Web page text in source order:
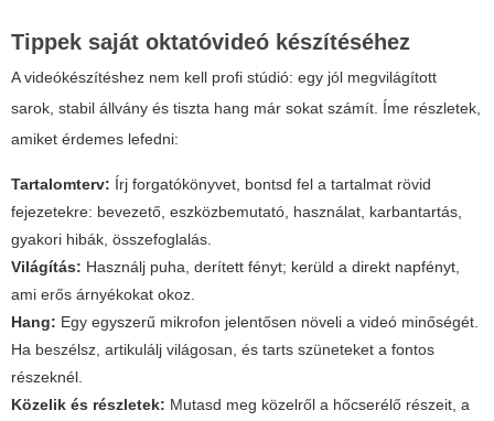
Tippek saját oktatóvideó készítéséhez
A videókészítéshez nem kell profi stúdió: egy jól megvilágított
sarok, stabil állvány és tiszta hang már sokat számít. Íme részletek,
amiket érdemes lefedni:
Tartalomterv: Írj forgatókönyvet, bontsd fel a tartalmat rövid
fejezetekre: bevezető, eszközbemutató, használat, karbantartás,
gyakori hibák, összefoglalás.
Világítás: Használj puha, derített fényt; kerüld a direkt napfényt,
ami erős árnyékokat okoz.
Hang: Egy egyszerű mikrofon jelentősen növeli a videó minőségét.
Ha beszélsz, artikulálj világosan, és tarts szüneteket a fontos
részeknél.
Közelik és részletek: Mutasd meg közelről a hőcserélő részeit, a